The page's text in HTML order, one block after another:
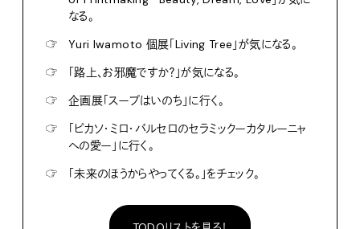
なる。
☞
Yuri Iwamoto 個展「Living Tree」が気になる。
☞
「路上、お邪魔ですか？」が気になる。
☞
企画展「スープはいのち」に行く。
☞
「ピカソ・ミロ・バルセロのセラミックーカタルーニャ
への愛ー」に行く。
☞
「未来のほうからやってくる。」をチェック。